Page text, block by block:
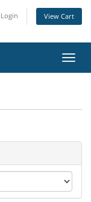
Login View Cart